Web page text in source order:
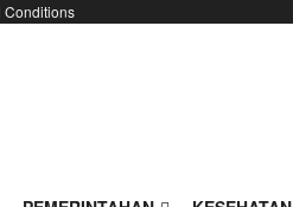
Conditions